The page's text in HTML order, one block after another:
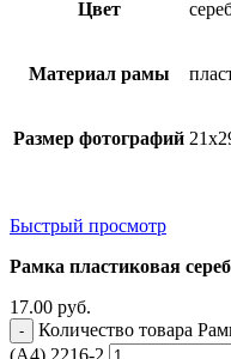
Цвет
Материал рамы
Размер фотографий
Быстрый просмотр
Рамка пластиковая
17.00 руб.
Количество товара
(А4) 2216-2